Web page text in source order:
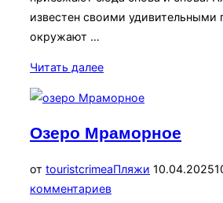
известен своими
окружают …
Читать далее«Массандровский
Прекрасное
для
отдыха»
Озеро Мраморное
от touristcrimeaПляжи 10.04.2025
комментариев